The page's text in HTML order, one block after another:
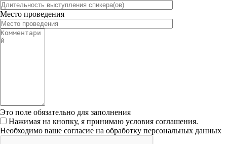
Место проведения
Это поле обязательно для заполнения
Нажимая на кнопку, я принимаю условия соглашения.
Необходимо ваше согласие на обработку персональных данных